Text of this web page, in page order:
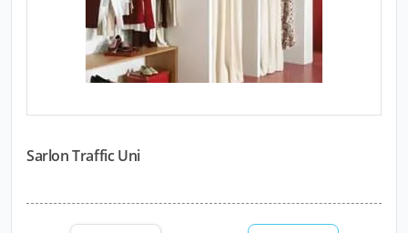
Sarlon Traffic Uni